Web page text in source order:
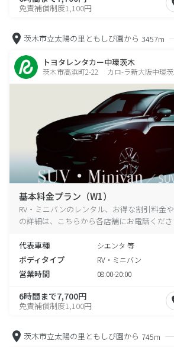
免責補償制度1,100円
茨木市立太陽の里ともしび園から 3457m
トヨタレンタカー中環茨木
茨木市高浜町2-22 カロ-ラ新大阪中環
基本料金プラン（W1）
RV・ミニバンのレンタル、お得な割引料金
の詳細は、こちらから各店舗にお電話くださ
代表車種 シエンタ 等
ボディタイプ RV・ミニバン
営業時間 08:00-20:00
6時間まで7,700円
免責補償制度1,100円
茨木市立太陽の里ともしび園から 745m